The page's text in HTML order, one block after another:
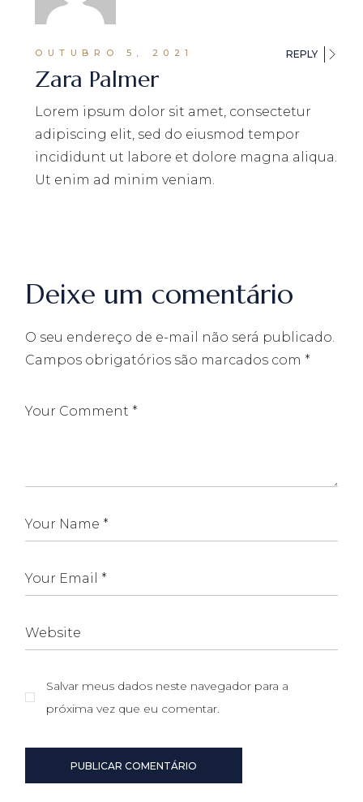
OUTUBRO 5, 2021 REPLY
Zara Palmer
Lorem ipsum dolor sit amet, consectetur
adipiscing elit, sed do eiusmod tempor
incididunt ut labore et dolore magna aliqua.
Ut enim ad minim veniam.
Deixe um comentário
O seu endereço de e-mail não será publicado.
Campos obrigatórios são marcados com *
Salvar meus dados neste navegador para a
próxima vez que eu comentar.
PUBLICAR COMENTÁRIO